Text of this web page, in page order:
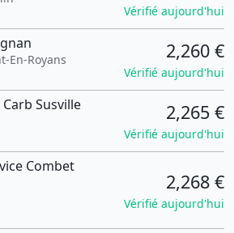
Vérifié aujourd'hui
En-Royans
2,260 €
Vérifié aujourd'hui
Susville 2,265 €
Vérifié aujourd'hui
Combet
2,268 €
Vérifié aujourd'hui